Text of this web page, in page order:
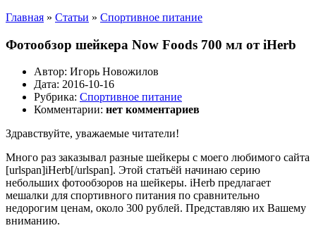
Главная » Статьи » Спортивное питание
Фотообзор шейкера Now Foods 700 мл от iHerb
Автор: Игорь Новожилов
Дата: 2016-10-16
Рубрика: Спортивное питание
Комментарии: нет комментариев
Здравствуйте, уважаемые читатели!
Много раз заказывал разные шейкеры с моего любимого сайта
[urlspan]iHerb[/urlspan]. Этой статьёй начинаю серию
небольших фотообзоров на шейкеры. iHerb предлагает
мешалки для спортивного питания по сравнительно
недорогим ценам, около 300 рублей. Представляю их Вашему
вниманию.